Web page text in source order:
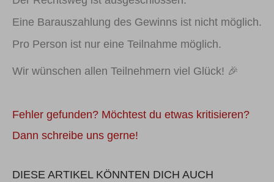
Eine Barauszahlung des Gewinns ist nicht möglich.
Pro Person ist nur eine Teilnahme möglich.
Wir wünschen allen Teilnehmern viel Glück! 🎉
Fehler gefunden? Möchtest du etwas kritisieren?
Dann schreibe uns gerne!
DIESE ARTIKEL KÖNNTEN DICH AUCH